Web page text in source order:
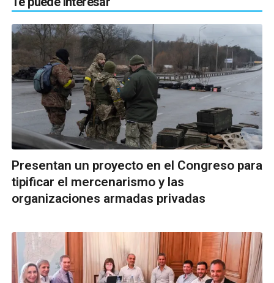
Presentan un proyecto en el Congreso para
tipificar el mercenarismo y las
organizaciones armadas privadas